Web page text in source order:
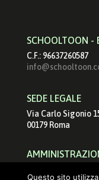
SCHOOLTOON -
C.F.: 96637260587
SEDE LEGALE
Via Carlo Sigonio
00179 Roma
Questo sito